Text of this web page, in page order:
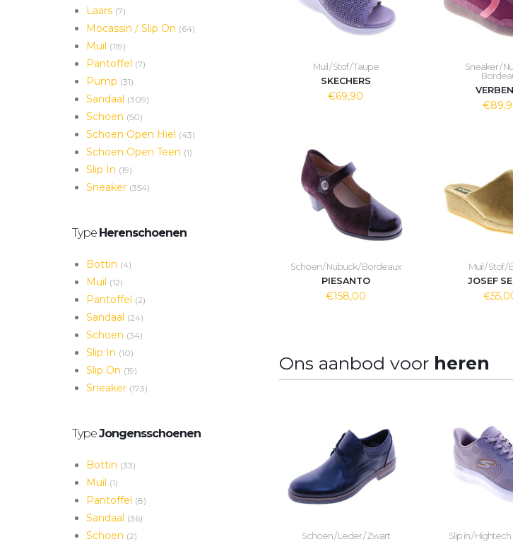
Laars (7)
Mocassin / Slip On (64)
Muil (119)
Pantoffel (7)
Pump (31)
Sandaal (309)
Schoen (50)
Schoen Open Hiel (43)
Schoen Open Teen (1)
Slip In (19)
Sneaker (354)
Type Herenschoenen
Bottin (4)
Muil (12)
Pantoffel (2)
Sandaal (24)
Schoen (34)
Slip In (10)
Slip On (19)
Sneaker (173)
TypeJongensschoenen
Bottin (33)
Muil (1)
Pantoffel (8)
Sandaal (36)
Schoen (2)
Muil / Stof / Taupe
SKECHERS
€69,90
Sneaker /
Schoen / Nubuck / Bordeaux
PIESANTO
€158,00
Muil / Stof /
JOSEF
Ons aanbod voor heren
Schoen / Leder / Zwart
Slip in /